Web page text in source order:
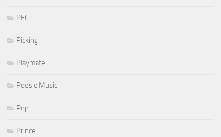
PFC
Picking
Playmate
Poesie Music
Pop
Prince